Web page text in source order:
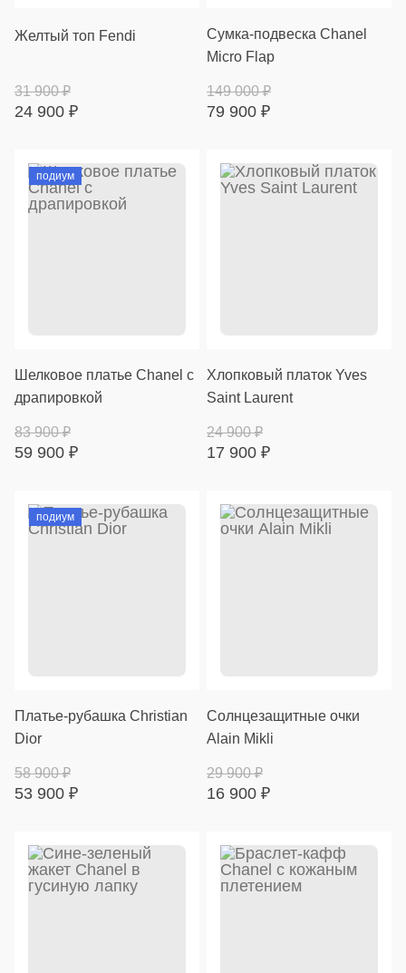
Желтый топ Fendi
24 900 ₽
31 900₽
Cумка-подвеска Chanel
Micro Flap
79 900 ₽
149 000₽
подиум
Шелковое платье Chanel с
драпировкой
59 900 ₽
83 900₽
Хлопковый платок Yves
Saint Laurent
17 900 ₽
24 900₽
подиум
Платье-рубашка Christian
Dior
53 900 ₽
58 900₽
Солнцезащитные очки
Alain Mikli
16 900 ₽
29 900₽